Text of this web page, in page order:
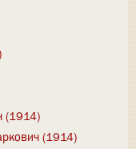
(1914)
(1914)